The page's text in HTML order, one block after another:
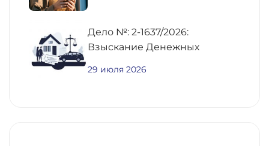
Дело №: 2-1637/2026:
Взыскание Денежных
29 июля 2026